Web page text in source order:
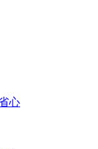
心